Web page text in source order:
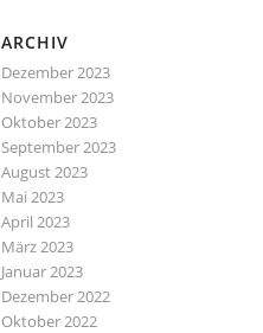
ARCHIV
Dezember 2023
November 2023
Oktober 2023
September 2023
August 2023
Mai 2023
April 2023
März 2023
Januar 2023
Dezember 2022
Oktober 2022